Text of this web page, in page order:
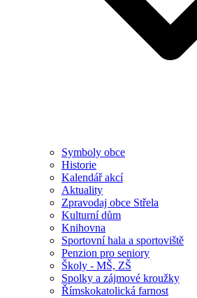
Symboly obce
Historie
Kalendář akcí
Aktuality
Zpravodaj obce Střela
Kulturní dům
Knihovna
Sportovní hala a sportoviště
Penzion pro seniory
Školy - MŠ, ZŠ
Spolky a zájmové kroužky
Římskokatolická farnost